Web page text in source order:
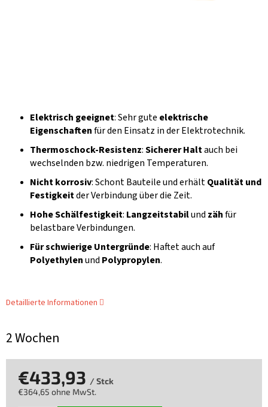
2 Wochen
Elektrisch geeignet: Sehr gute elektrische
Eigenschaftenfür den Einsatz in der Elektrotechnik.
Thermoschock-Resistenz:Sicherer Haltauch bei
wechselnden bzw. niedrigen Temperaturen.
Nicht korrosiv: Schont Bauteile und erhältQualität und
Festigkeitder Verbindung über die Zeit.
Hohe Schälfestigkeit: Langzeitstabilund zähfür
belastbare Verbindungen.
Für schwierige Untergründe: Haftet auch auf
Polyethylenund Polypropylen.
Detaillierte Informationen
€433,93 / Stck
€364,65 ohne MwSt.